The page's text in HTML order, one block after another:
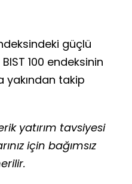
güçlü
100 endeksinin
yakından takip
yatırım tavsiyesi
için bağımsız